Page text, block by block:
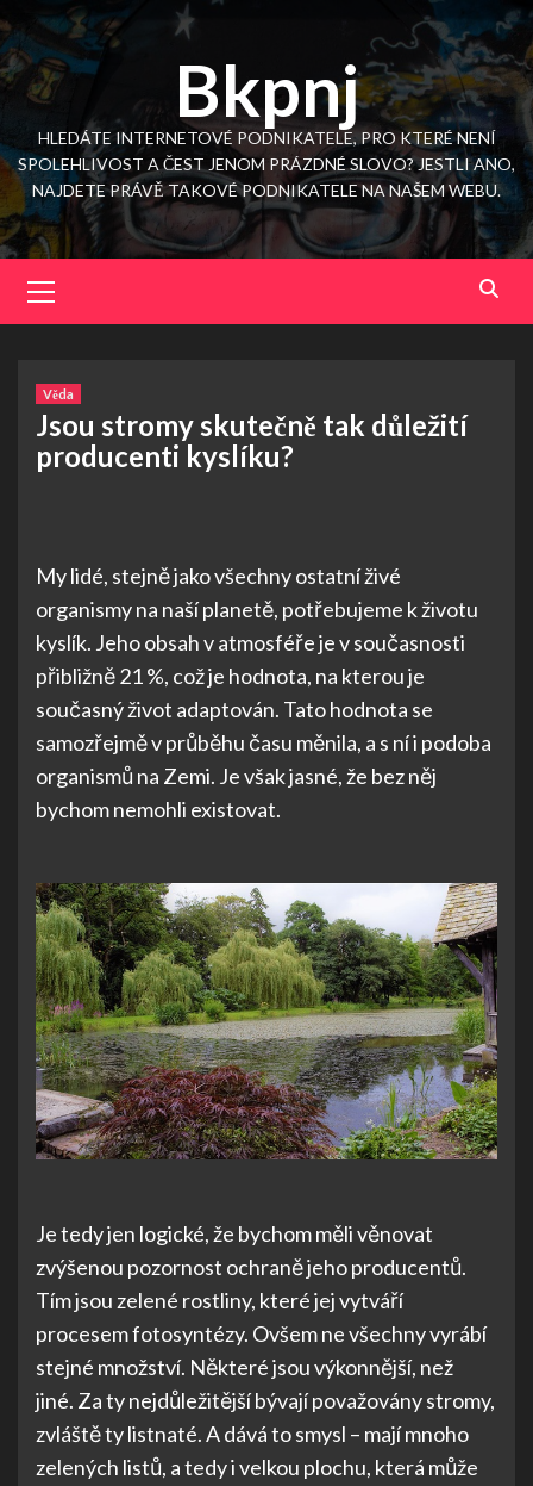
to
content
Bkpnj
HLEDÁTE INTERNETOVÉ PODNIKATELE, PRO KTERÉ NENÍ
SPOLEHLIVOST A ČEST JENOM PRÁZDNÉ SLOVO? JESTLI ANO,
NAJDETE PRÁVĚ TAKOVÉ PODNIKATELE NA NAŠEM WEBU.
Menu
Věda
Jsou stromy skutečně tak důležití
producenti kyslíku?
My lidé, stejně jako všechny ostatní živé
organismy na naší planetě, potřebujeme k životu
kyslík. Jeho obsah v atmosféře je v současnosti
přibližně 21 %, což je hodnota, na kterou je
současný život adaptován. Tato hodnota se
samozřejmě v průběhu času měnila, a s ní i podoba
organismů na Zemi. Je však jasné, že bez něj
bychom nemohli existovat.
Je tedy jen logické, že bychom měli věnovat
zvýšenou pozornost ochraně jeho producentů.
Tím jsou zelené rostliny, které jej vytváří
procesem fotosyntézy. Ovšem ne všechny vyrábí
stejné množství. Některé jsou výkonnější, než
jiné. Za ty nejdůležitější bývají považovány stromy,
zvláště ty listnaté. A dává to smysl – mají mnoho
zelených listů, a tedy i velkou plochu, která může